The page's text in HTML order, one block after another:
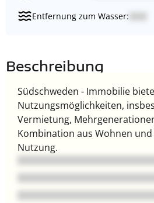
Entfernung zum Wasser:
Beschreibung
Südschweden - Immobilie
Nutzungsmöglichkeiten,
Vermietung,
Kombination aus Wohnen
Nutzung.